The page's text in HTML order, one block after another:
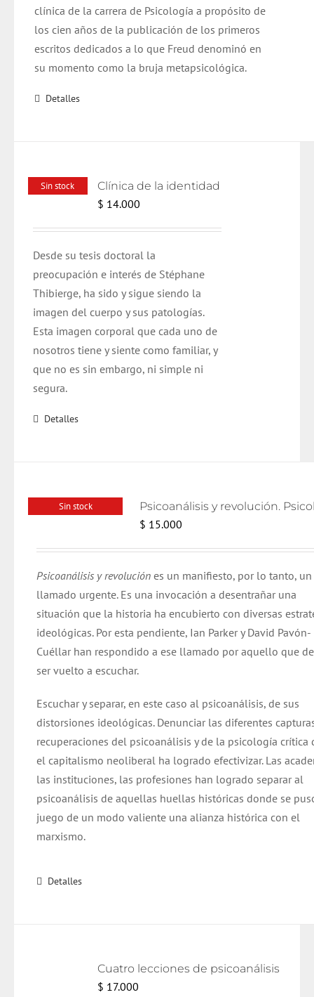
clínica de la carrera de Psicología a propósito de
los cien años de la publicación de los primeros
escritos dedicados a lo que Freud denominó en
su momento como la bruja metapsicológica.
Detalles
Sin stock Clínica de la identidad
$ 14.000
Desde su tesis doctoral la
preocupación e interés de Stéphane
Thibierge, ha sido y sigue siendo la
imagen del cuerpo y sus patologías.
Esta imagen corporal que cada uno de
nosotros tiene y siente como familiar, y
que no es sin embargo, ni simple ni
segura.
Detalles
Sin stock
$ 15.000
Psicoanálisis y revoluciónes un manifiesto, por lo tanto, un
llamado urgente. Es una invocación a desentrañar una
situación que la historia ha encubierto con diversas
ideológicas. Por esta pendiente, Ian Parker y David Pavón-
Cuéllar han respondido a ese llamado por aquello que
ser vuelto a escuchar.
Escuchar y separar, en este caso al psicoanálisis, de sus
distorsiones ideológicas. Denunciar las diferentes
recuperaciones del psicoanálisis y de la psicología crítica
el capitalismo neoliberal ha logrado efectivizar. Las
las instituciones, las profesiones han logrado separar al
psicoanálisis de aquellas huellas históricas donde se
juego de un modo valiente una alianza histórica con el
marxismo.
Detalles
Cuatro lecciones de psicoanálisis
$ 17.000